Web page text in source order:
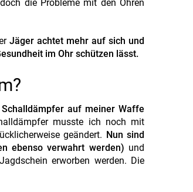
die Probleme mit den Ohren
Jäger achtet mehr auf sich und
im Ohr schützen lässt.
Schalldämpfer auf meiner Waffe
musste ich noch mit
geändert. Nun sind
ebenso verwahrt werden) und
erworben werden. Die